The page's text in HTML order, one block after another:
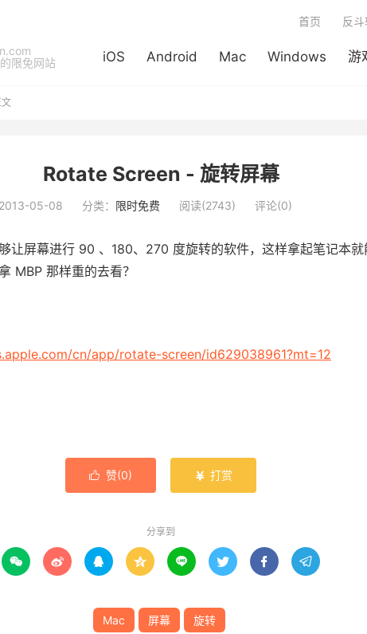
限免网站
iOS Android Mac Windows 游
首页 反
Rotate Screen - 旋转屏幕
2013-05-08 分类： 限时免费 阅读(2743) 评论(0)
让屏幕进行 90 、180、270 度旋转的软件，这样拿起笔记本
MBP 那样重的去看？
cn/app/rotate-screen/id629038961?mt=12
 赞(0)  打赏
分享到
       
Mac 屏幕 旋转